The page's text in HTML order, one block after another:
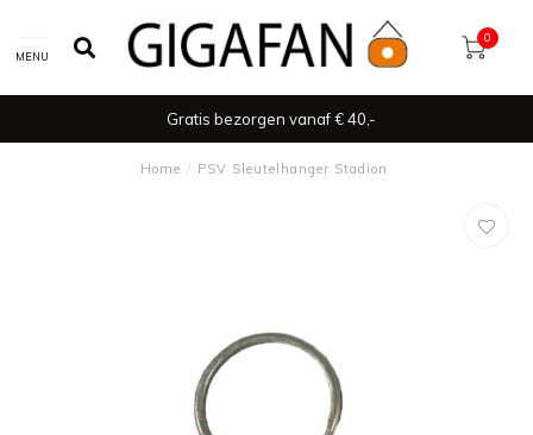
MENU
0
Gratis bezorgen vanaf € 40,-
Home / PSV Sleutelhanger Stadion